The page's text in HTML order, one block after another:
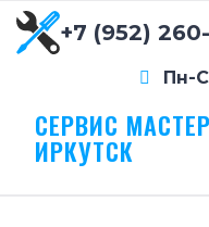
+7 (952)
Пн-
СЕРВИС МАСТЕР
ИРКУТСК